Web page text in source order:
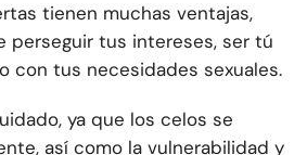
tienen muchas ventajas,
perseguir tus intereses, ser tú
con tus necesidades sexuales.
ya que los celos se
así como la vulnerabilidad y